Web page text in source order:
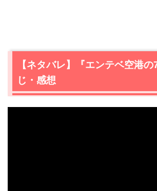
【ネタバレ】『エンテベ空港
じ・感想